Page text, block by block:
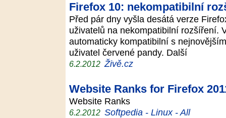
Firefox 10: nekompatibilní
Před pár dny vyšla desátá verze
uživatelů na nekompatibilní rozšíření.
automaticky kompatibilní s
uživatel červené pandy. Další
6.2.2012 Živě.cz
Website Ranks for Firefox
Website Ranks
6.2.2012 Softpedia - Linux - All